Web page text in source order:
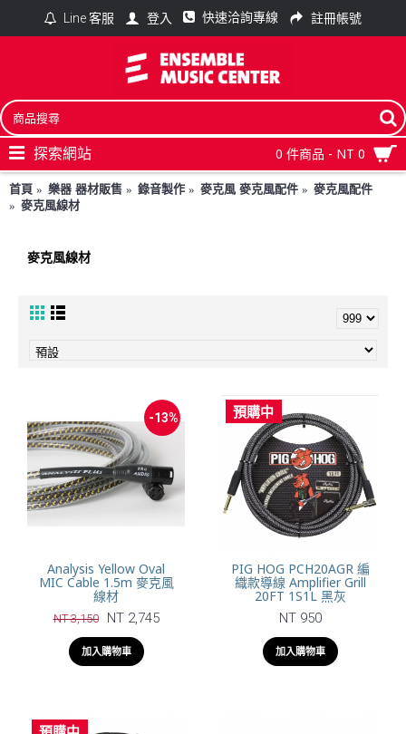
Line 客服 登入 快速洽詢專線 註冊帳號
0 件商品 - NT 0
探索網站
首頁 樂器 器材販售 錄音製作 麥克風 麥克風配件
麥克風配件
麥克風線材
麥克風線材
-13%
Analysis Yellow Oval
MIC Cable 1.5m 麥克風
線材
NT 3,150 NT 2,745
加入購物車
預購中
PIG HOG PCH20AGR 編
織款導線 Amplifier Grill
20FT 1S1L 黑灰
NT 950
加入購物車